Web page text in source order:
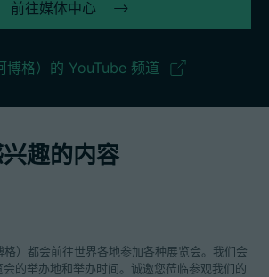
前往媒体中心
博格）的 YouTube 频道
趣的内容
格）都会前往世界各地参加各种展览会。我们会
的举办地和举办时间。诚邀您莅临参观我们的